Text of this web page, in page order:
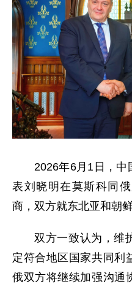
2026年6月1日，中
表刘晓明在莫斯科同
商，双方就东北亚和朝
双方一致认为，维
定符合地区国家共同利
俄双方将继续加强沟通